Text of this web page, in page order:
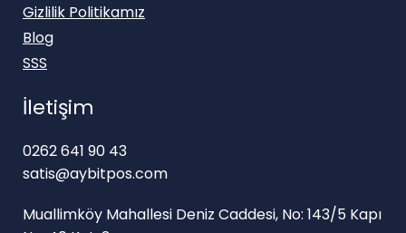
Gizlilik Politikamız
Blog
SSS
İletişim
0262 641 90 43
satis@aybitpos.com
Muallimköy Mahallesi Deniz Caddesi, No: 143/5 Kapı